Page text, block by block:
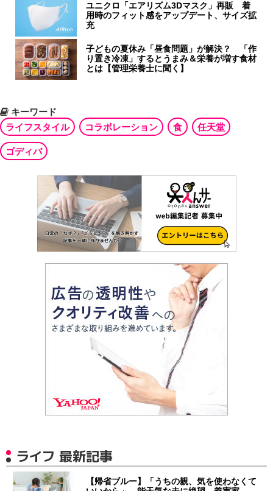
ユニクロ「エアリズム3Dマスク」再販 着
用時のフィット感をアップデート、サイズ拡
充
子どもの夏休み「昼食問題」が解決？ 「作
り置き冷凍」するとうまみ＆栄養が増す食材
とは【管理栄養士に聞く】
キーワード
ライフスタイル
コラボレーション 食 任天堂
ゴディバ
ライフ 最新記事
【帰省ブルー】「うちの親、気を使わなくて